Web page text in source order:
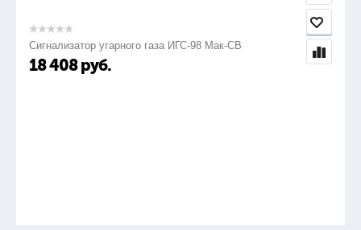
Сигнализатор угарного газа ИГС-98 Мак-СВ
18 408 руб.